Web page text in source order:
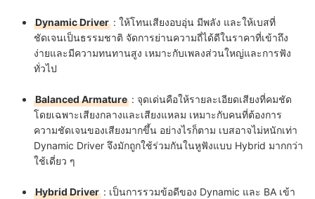
Dynamic Driver : ให้โทนเสียงอบอุ่น มีพลัง และให้เบสที่
ชัดเจนเป็นธรรมชาติ จัดการย่านความถี่ได้ดีในราคาที่เข้าถึง
ง่ายและมีความทนทานสูง เหมาะกับเพลงส่วนใหญ่และการฟัง
ทั่วไป
Balanced Armature : จุดเด่นคือให้รายละเอียดเสียงที่คมชัด
โดยเฉพาะเสียงกลางและเสียงแหลม เหมาะกับคนที่ต้องการ
ความชัดเจนของเสียงมากขึ้น อย่างไรก็ตาม เบสอาจไม่หนักเท่า
Dynamic Driver จึงมักถูกใช้ร่วมกันในหูฟังแบบ Hybrid มากกว่า
ใช้เดี่ยว ๆ
Hybrid Driver : เป็นการรวมข้อดีของ Dynamic และ BA เข้า